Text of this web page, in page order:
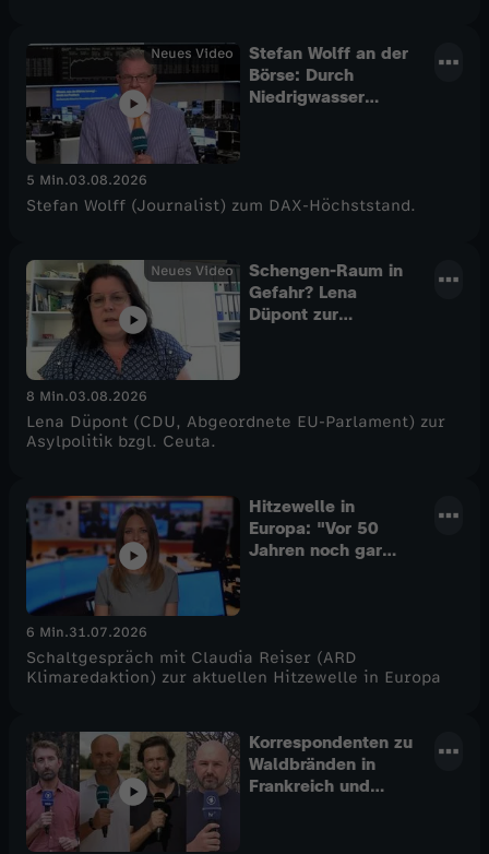
Neues Video
Stefan Wolff an der
Börse: Durch
Niedrigwasser
5 Min.03.08.2026
Stefan Wolff (Journalist) zum DAX-Höchststand.
Neues Video
Schengen-Raum in
Gefahr? Lena
Düpont zur
8 Min.03.08.2026
Lena Düpont (CDU, Abgeordnete EU-Parlament) zur
Asylpolitik bzgl. Ceuta.
Hitzewelle in
Europa: "Vor 50
Jahren noch gar
6 Min.31.07.2026
Schaltgespräch mit Claudia Reiser (ARD
Klimaredaktion) zur aktuellen Hitzewelle in Europa
Korrespondenten zu
Waldbränden in
Frankreich und